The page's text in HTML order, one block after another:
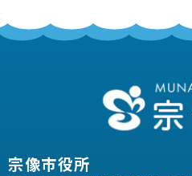
宗像市役所